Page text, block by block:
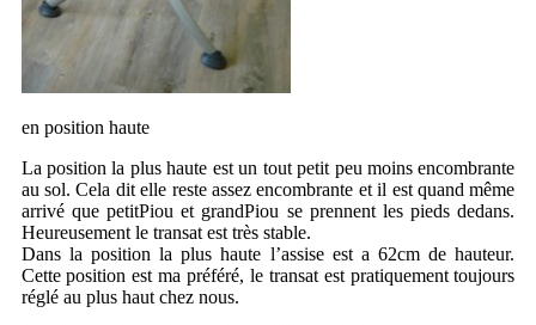
en position haute
La position la plus haute est un tout petit peu moins encombrante
au sol. Cela dit elle reste assez encombrante et il est quand même
arrivé que petitPiou et grandPiou se prennent les pieds dedans.
Heureusement le transat est très stable.
Dans la position la plus haute l’assise est a 62cm de hauteur.
Cette position est ma préféré, le transat est pratiquement toujours
réglé au plus haut chez nous.